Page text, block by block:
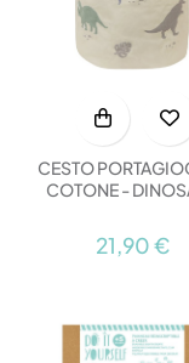
CESTO
COTONE -
21,90 €